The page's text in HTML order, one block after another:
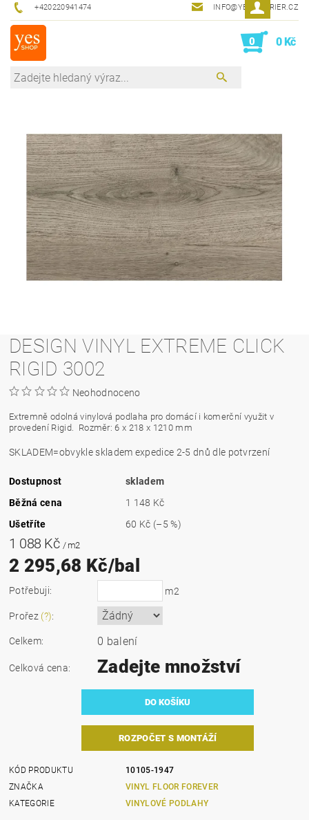
+420220941474 INFO@YESINTERIER.CZ
0 0 Kč
DESIGN VINYL EXTREME CLICK
RIGID 3002
Neohodnoceno
Extremně odolná vinylová podlaha pro domácí i komerční využit v
provedení Rigid.
Rozměr: 6 x 218 x 1210 mm
SKLADEM=obvykle skladem expedice 2-5 dnů dle potvrzení
Dostupnost
skladem
Běžná cena
1 148 Kč
Ušetříte
60 Kč (–5 %)
1 088 Kč / m2
2 295,68 Kč/bal
Potřebuji: m2
Prořez (?):
Celkem: 0 balení
Celková cena: Zadejte množství
ROZPOČET S MONTÁŽÍ
KÓD PRODUKTU
10105-1947
ZNAČKA
VINYL FLOOR FOREVER
KATEGORIE
VINYLOVÉ PODLAHY